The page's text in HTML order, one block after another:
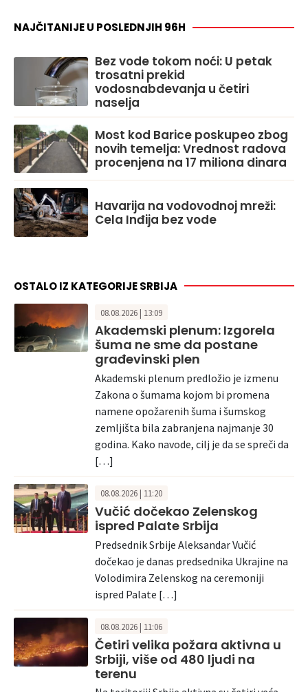
NAJČITANIJE U POSLEDNJIH 96H
Bez vode tokom noći: U petak
trosatni prekid
vodosnabdevanja u četiri
naselja
Most kod Barice poskupeo zbog
novih temelja: Vrednost radova
procenjena na 17 miliona dinara
Havarija na vodovodnoj mreži:
Cela Inđija bez vode
OSTALO IZ KATEGORIJE SRBIJA
08.08.2026 | 13:09
Akademski plenum: Izgorela
šuma ne sme da postane
građevinski plen
Akademski plenum predložio je izmenu
Zakona o šumama kojom bi promena
namene opožarenih šuma i šumskog
zemljišta bila zabranjena najmanje 30
godina. Kako navode, cilj je da se spreči da
[…]
08.08.2026 | 11:20
Vučić dočekao Zelenskog
ispred Palate Srbija
Predsednik Srbije Aleksandar Vučić
dočekao je danas predsednika Ukrajine na
Volodimira Zelenskog na ceremoniji
ispred Palate […]
08.08.2026 | 11:06
Četiri velika požara aktivna u
Srbiji, više od 480 ljudi na
terenu